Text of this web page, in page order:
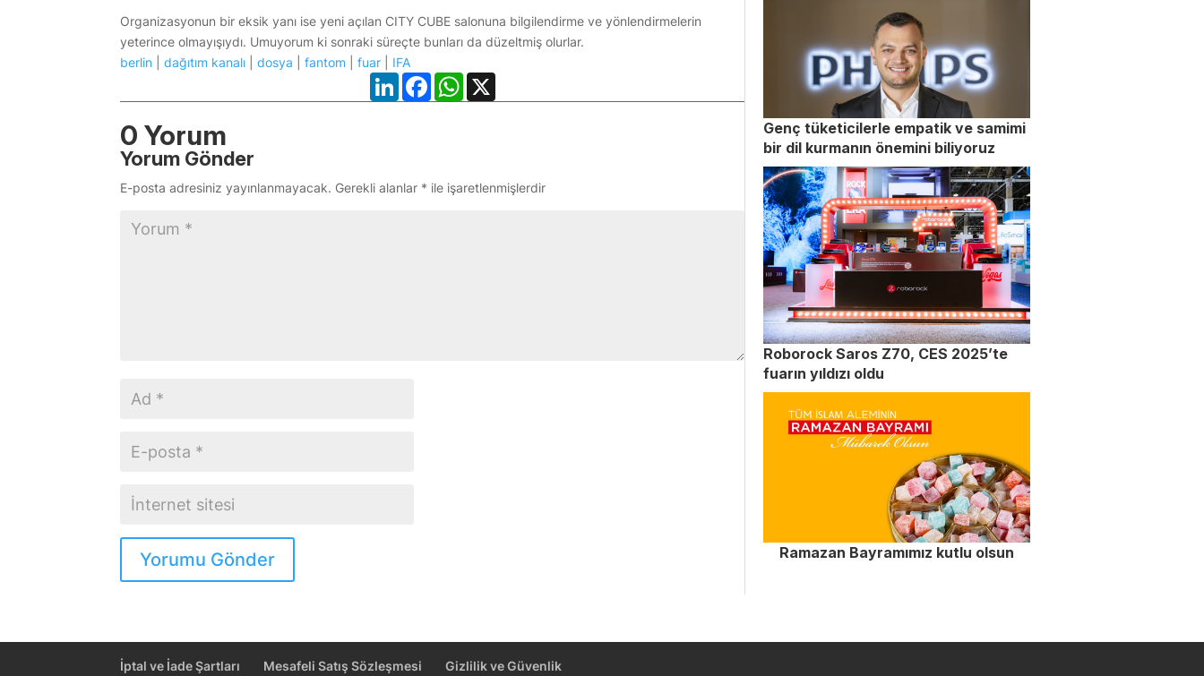
Organizasyonun bir eksik yanı ise yeni açılan CITY CUBE salonuna bilgilendirme ve yönlendirmelerin
yeterince olmayışıydı. Umuyorum ki sonraki süreçte bunları da düzeltmiş olurlar.
berlin |dağıtım kanalı |dosya |fantom |fuar
IFA
LinkedInFacebookWhatsApp
X
0 Yorum
Yorum Gönder
E-posta adresiniz yayınlanmayacak. Gerekli alanlar * ile işaretlenmişlerdir
Yorumu Gönder
Genç tüketicilerle empatik ve samimi
bir dil kurmanın önemini biliyoruz
Roborock Saros Z70, CES 2025’te
fuarın yıldızı oldu
Ramazan Bayramımız kutlu olsun
İptal ve İade Şartları Mesafeli Satış Sözleşmesi Gizlilik ve Güvenlik